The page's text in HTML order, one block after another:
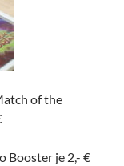
of the
Booster je 2,- €